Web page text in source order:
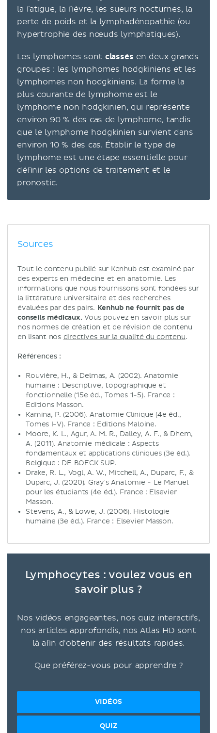
la fatigue, la fièvre, les sueurs nocturnes, la
perte de poids et la lymphadénopathie (ou
hypertrophie des nœuds lymphatiques).
Les lymphomes sont classés en deux grands
groupes : les lymphomes hodgkiniens et les
lymphomes non hodgkiniens. La forme la
plus courante de lymphome est le
lymphome non hodgkinien, qui représente
environ 90 % des cas de lymphome, tandis
que le lymphome hodgkinien survient dans
environ 10 % des cas. Établir le type de
lymphome est une étape essentielle pour
définir les options de traitement et le
pronostic.
Sources
Tout le contenu publié sur Kenhub est examiné par
des experts en médecine et en anatomie. Les
informations que nous fournissons sont fondées sur
la littérature universitaire et des recherches
évaluées par des pairs. Kenhub ne fournit pas de
conseils médicaux. Vous pouvez en savoir plus sur
nos normes de création et de révision de contenu
en lisant nos directives sur la qualité du contenu.
Références :
Rouvière, H., & Delmas, A. (2002). Anatomie
humaine : Descriptive, topographique et
fonctionnelle (15e éd., Tomes 1-5). France :
Editions Masson.
Kamina, P. (2006). Anatomie Clinique (4e éd.,
Tomes I-V). France : Editions Maloine.
Moore, K. L., Agur, A. M. R., Dalley, A. F., & Dhem,
A. (2011). Anatomie médicale : Aspects
fondamentaux et applications cliniques (3e éd.).
Belgique : DE BOECK SUP.
Drake, R. L., Vogl, A. W., Mitchell, A., Duparc, F., &
Duparc, J. (2020). Gray's Anatomie - Le Manuel
pour les étudiants (4e éd.). France : Elsevier
Masson.
Stevens, A., & Lowe, J. (2006). Histologie
humaine (3e éd.). France : Elsevier Masson.
Lymphocytes : voulez vous en
savoir plus ?
Nos vidéos engageantes, nos quiz interactifs,
nos articles approfondis, nos Atlas HD sont
là afin d'obtenir des résultats rapides.
Que préférez-vous pour apprendre ?
VIDÉOS
QUIZ